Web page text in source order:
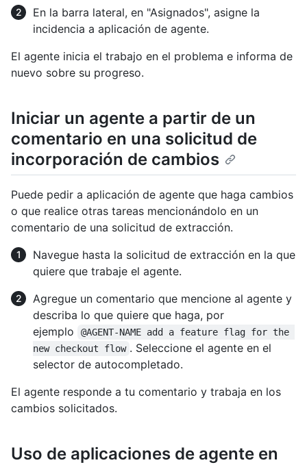
En la barra lateral, en "Asignados", asigne la
incidencia a aplicación de agente.
El agente inicia el trabajo en el problema e informa de
nuevo sobre su progreso.
Iniciar un agente a partir de un
comentario en una solicitud de
incorporación de cambios
Puede pedir a aplicación de agente que haga cambios
o que realice otras tareas mencionándolo en un
comentario de una solicitud de extracción.
Navegue hasta la solicitud de extracción en la que
quiere que trabaje el agente.
Agregue un comentario que mencione al agente y
describa lo que quiere que haga, por
ejemplo
@AGENT-NAME add a feature flag for the
new checkout flow . Seleccione el agente en el
selector de autocompletado.
El agente responde a tu comentario y trabaja en los
cambios solicitados.
Uso de aplicaciones de agente en